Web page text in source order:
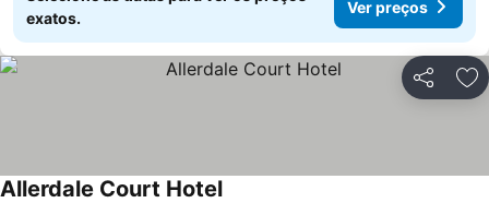
exatos.
Ver preços
Partilhar
Allerdale Court Hotel